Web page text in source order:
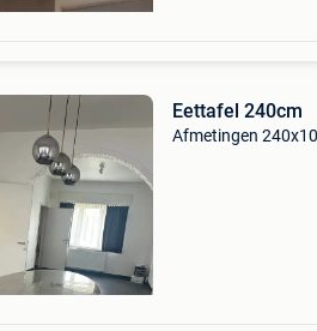
Eettafel 240cm
Afmetingen